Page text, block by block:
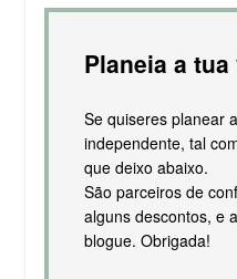
Planeia a
Se quiseres planear
independente, tal
que deixo abaixo.
São parceiros de
alguns descontos, e
blogue. Obrigada!